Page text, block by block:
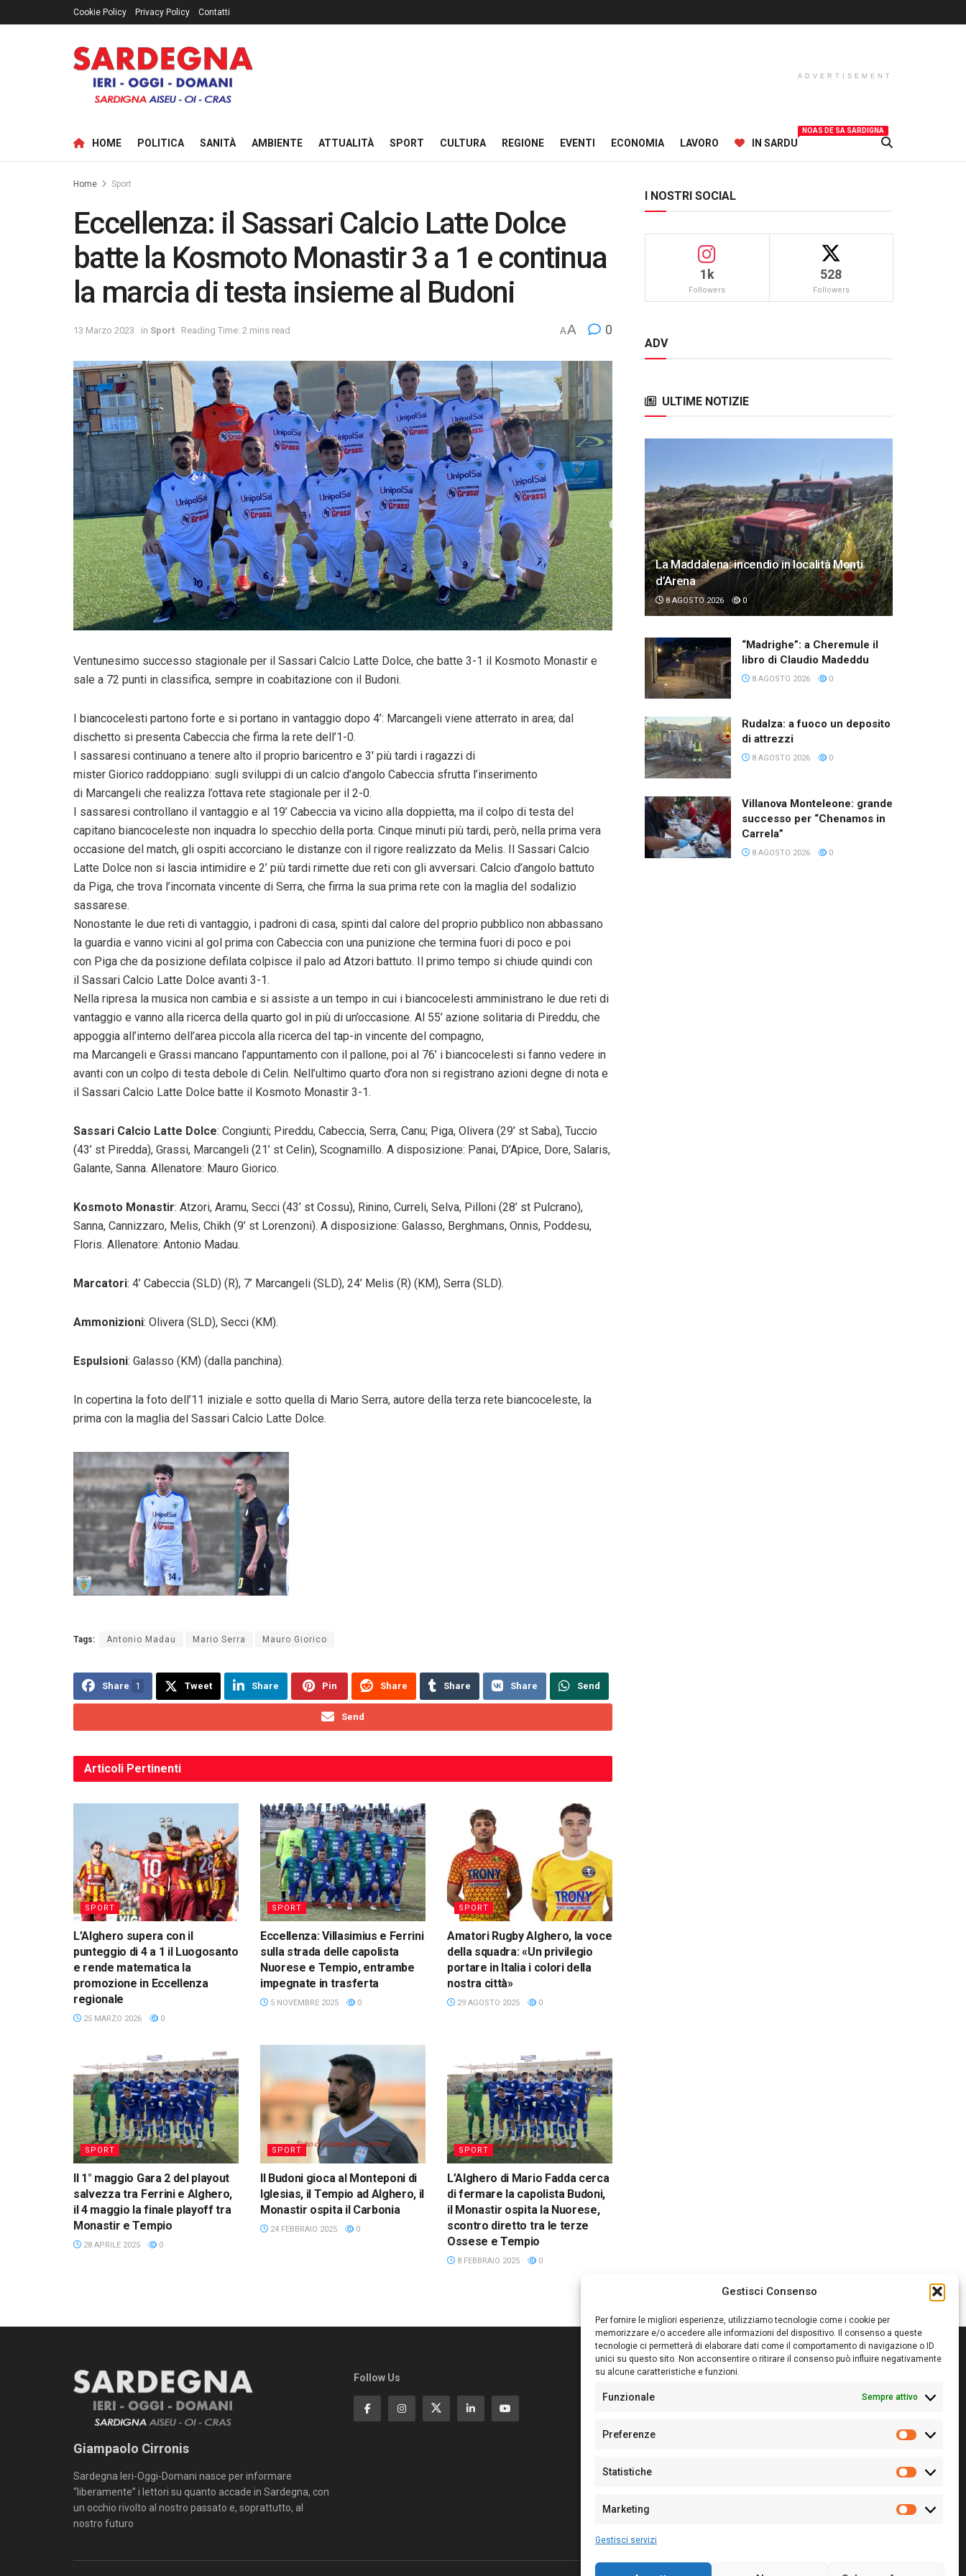
Gestisci Consenso
Per fornire le migliori esperienze, utilizziamo tecnologie come i cookie per
memorizzare e/o accedere alle informazioni del dispositivo. Il consenso a queste
tecnologie ci permetterà di elaborare dati come il comportamento di navigazione o ID
unici su questo sito. Non acconsentire o ritirare il consenso può influire negativamente
su alcune caratteristiche e funzioni.
Funzionale Sempre attivo
Preferenze
Statistiche
Statistiche
Marketing
Marketing
Gestisci servizi
Cookie Policy Privacy Policy Contatti
ADVERTISEMENT
HOME POLITICA SANITÀ AMBIENTE ATTUALITÀ SPORT CULTURA REGIONE EVENTI ECONOMIA LAVORO IN SARDU
NOAS DE SA SARDIGNA
Home Sport
Eccellenza: il Sassari Calcio Latte Dolce
batte la Kosmoto Monastir 3 a 1 e continua
la marcia di testa insieme al Budoni
13 Marzo 2023 in Sport Reading Time: 2 mins read AA 0
Ventunesimo successo stagionale per il Sassari Calcio Latte Dolce, che batte 3-1 il Kosmoto Monastir e
sale a 72 punti in classifica, sempre in coabitazione con il Budoni.
I biancocelesti partono forte e si portano in vantaggio dopo 4’: Marcangeli viene atterrato in area; dal
dischetto si presenta Cabeccia che firma la rete dell’1-0.
I sassaresi continuano a tenere alto il proprio baricentro e 3′ più tardi i ragazzi di
mister Giorico raddoppiano: sugli sviluppi di un calcio d’angolo Cabeccia sfrutta l’inserimento
di Marcangeli che realizza l’ottava rete stagionale per il 2-0.
I sassaresi controllano il vantaggio e al 19’ Cabeccia va vicino alla doppietta, ma il colpo di testa del
capitano biancoceleste non inquadra lo specchio della porta. Cinque minuti più tardi, però, nella prima vera
occasione del match, gli ospiti accorciano le distanze con il rigore realizzato da Melis. Il Sassari Calcio
Latte Dolce non si lascia intimidire e 2’ più tardi rimette due reti con gli avversari. Calcio d’angolo battuto
da Piga, che trova l’incornata vincente di Serra, che firma la sua prima rete con la maglia del sodalizio
sassarese.
Nonostante le due reti di vantaggio, i padroni di casa, spinti dal calore del proprio pubblico non abbassano
la guardia e vanno vicini al gol prima con Cabeccia con una punizione che termina fuori di poco e poi
con Piga che da posizione defilata colpisce il palo ad Atzori battuto. Il primo tempo si chiude quindi con
il Sassari Calcio Latte Dolce avanti 3-1.
Nella ripresa la musica non cambia e si assiste a un tempo in cui i biancocelesti amministrano le due reti di
vantaggio e vanno alla ricerca della quarto gol in più di un’occasione. Al 55’ azione solitaria di Pireddu, che
appoggia all’interno dell’area piccola alla ricerca del tap-in vincente del compagno,
ma Marcangeli e Grassi mancano l’appuntamento con il pallone, poi al 76’ i biancocelesti si fanno vedere in
avanti con un colpo di testa debole di Celin. Nell’ultimo quarto d’ora non si registrano azioni degne di nota e
il Sassari Calcio Latte Dolce batte il Kosmoto Monastir 3-1.
Sassari Calcio Latte Dolce: Congiunti; Pireddu, Cabeccia, Serra, Canu; Piga, Olivera (29’ st Saba), Tuccio
(43’ st Piredda), Grassi, Marcangeli (21’ st Celin), Scognamillo. A disposizione: Panai, D’Apice, Dore, Salaris,
Galante, Sanna. Allenatore: Mauro Giorico.
Kosmoto Monastir: Atzori, Aramu, Secci (43’ st Cossu), Rinino, Curreli, Selva, Pilloni (28’ st Pulcrano),
Sanna, Cannizzaro, Melis, Chikh (9’ st Lorenzoni). A disposizione: Galasso, Berghmans, Onnis, Poddesu,
Floris. Allenatore: Antonio Madau.
Marcatori: 4’ Cabeccia (SLD) (R), 7’ Marcangeli (SLD), 24’ Melis (R) (KM), Serra (SLD).
Ammonizioni: Olivera (SLD), Secci (KM).
Espulsioni: Galasso (KM) (dalla panchina).
In copertina la foto dell’11 iniziale e sotto quella di Mario Serra, autore della terza rete biancoceleste, la
prima con la maglia del Sassari Calcio Latte Dolce.
Tags: Antonio Madau Mario Serra Mauro Giorico
Share 1 Tweet Share Pin Share Share Share Send
Send
Articoli Pertinenti
SPORT
L’Alghero supera con il
punteggio di 4 a 1 il Luogosanto
e rende matematica la
promozione in Eccellenza
regionale
25 MARZO 2026 0
SPORT
Eccellenza: Villasimius e Ferrini
sulla strada delle capolista
Nuorese e Tempio, entrambe
impegnate in trasferta
5 NOVEMBRE 2025 0
SPORT
Amatori Rugby Alghero, la voce
della squadra: «Un privilegio
portare in Italia i colori della
nostra città»
29 AGOSTO 2025 0
SPORT
Il 1° maggio Gara 2 del playout
salvezza tra Ferrini e Alghero,
il 4 maggio la finale playoff tra
Monastir e Tempio
28 APRILE 2025 0
SPORT
Il Budoni gioca al Monteponi di
Iglesias, il Tempio ad Alghero, il
Monastir ospita il Carbonia
24 FEBBRAIO 2025 0
SPORT
L’Alghero di Mario Fadda cerca
di fermare la capolista Budoni,
il Monastir ospita la Nuorese,
scontro diretto tra le terze
Ossese e Tempio
8 FEBBRAIO 2025 0
I NOSTRI SOCIAL
1k
Followers
528
Followers
ADV
ULTIME NOTIZIE
La Maddalena: incendio in località Monti
d’Arena
8 AGOSTO 2026 0
“Madrighe”: a Cheremule il
libro di Claudio Madeddu
8 AGOSTO 2026 0
Rudalza: a fuoco un deposito
di attrezzi
8 AGOSTO 2026 0
Villanova Monteleone: grande
successo per “Chenamos in
Carrela”
8 AGOSTO 2026 0
Giampaolo Cirronis
Sardegna Ieri-Oggi-Domani nasce per informare
“liberamente” i lettori su quanto accade in Sardegna, con
un occhio rivolto al nostro passato e, soprattutto, al
nostro futuro
Follow Us Editore:Giampaolo Cirronis Ditta individuale
Sede:
N° di iscrizione al ROC:
N° 128/2020 del 10/02/2020
Per la Pubblicità: